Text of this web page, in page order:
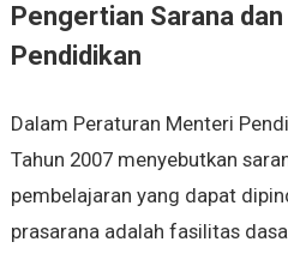
Pengertian Sarana
Pendidikan
Dalam Peraturan Menteri
Tahun 2007 menyebutkan
pembelajaran yang dapat
prasarana adalah fasilitas